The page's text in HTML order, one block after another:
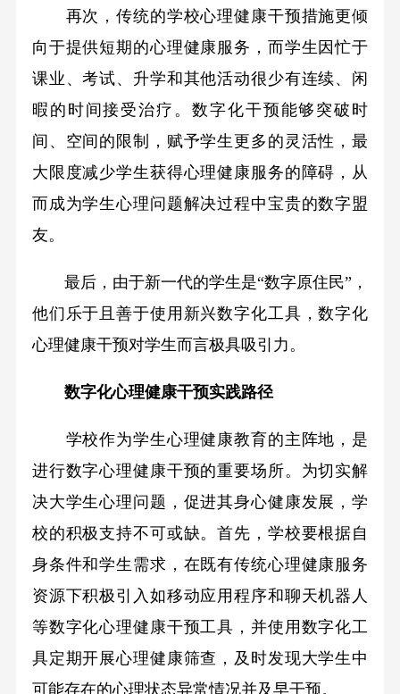
再次，传统的学校心理健康干预措施更倾
向于提供短期的心理健康服务，而学生因忙于
课业、考试、升学和其他活动很少有连续、闲
暇的时间接受治疗。数字化干预能够突破时
间、空间的限制，赋予学生更多的灵活性，最
大限度减少学生获得心理健康服务的障碍，从
而成为学生心理问题解决过程中宝贵的数字盟
友。
最后，由于新一代的学生是“数字原住民”，
他们乐于且善于使用新兴数字化工具，数字化
心理健康干预对学生而言极具吸引力。
数字化心理健康干预实践路径
学校作为学生心理健康教育的主阵地，是
进行数字心理健康干预的重要场所。为切实解
决大学生心理问题，促进其身心健康发展，学
校的积极支持不可或缺。首先，学校要根据自
身条件和学生需求，在既有传统心理健康服务
资源下积极引入如移动应用程序和聊天机器人
等数字化心理健康干预工具，并使用数字化工
具定期开展心理健康筛查，及时发现大学生中
可能存在的心理状态异常情况并及早干预。